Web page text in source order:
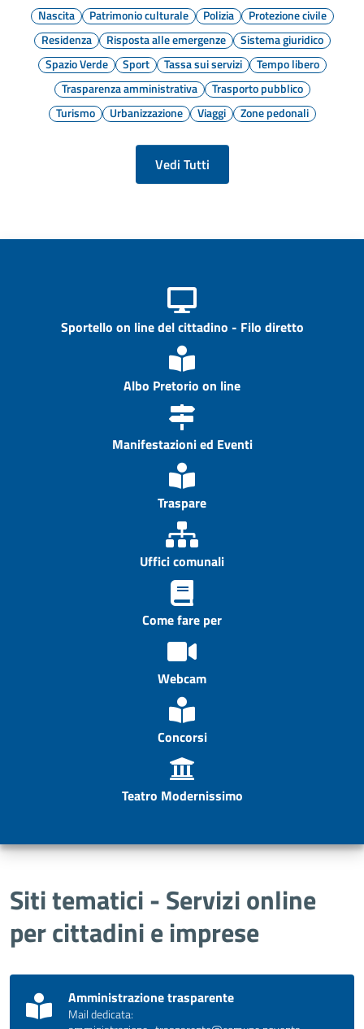
Nascita
Patrimonio culturale Polizia
Protezione civile
Residenza
Risposta alle emergenze
Sistema giuridico
Spazio Verde
Sport Tassa sui servizi
Tempo libero
Trasparenza amministrativa
Trasporto pubblico
Turismo
Urbanizzazione Viaggi Zone pedonali
Vedi Tutti
Sportello on line del cittadino - Filo diretto
Albo Pretorio on line
Manifestazioni ed Eventi
Traspare
Uffici comunali
Come fare per
Webcam
Concorsi
Teatro Modernissimo
Siti tematici - Servizi online
per cittadini e imprese
Amministrazione trasparente
Mail dedicata: